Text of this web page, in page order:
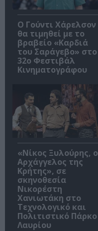
Ο Γούντι Χάρελσον
θα τιμηθεί με το
βραβείο «Καρδιά
του Σαράγεβο» στο
32ο Φεστιβάλ
Κινηματογράφου
«Νίκος Ξυλούρης, ο
Αρχάγγελος της
Κρήτης», σε
σκηνοθεσία
Νικορέστη
Χανιωτάκη στο
Τεχνολογικό και
Πολιτιστικό Πάρκο
Λαυρίου